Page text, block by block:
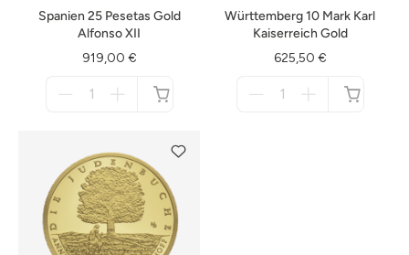
Spanien 25 Pesetas Gold
Alfonso XII
919,00 €
Württemberg 10 Mark Karl
Kaiserreich Gold
625,50 €